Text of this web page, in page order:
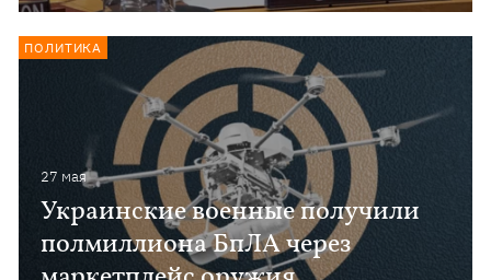
27 мая
Украинские военные получили
полмиллиона БпЛА через
ПОЛИТИКА